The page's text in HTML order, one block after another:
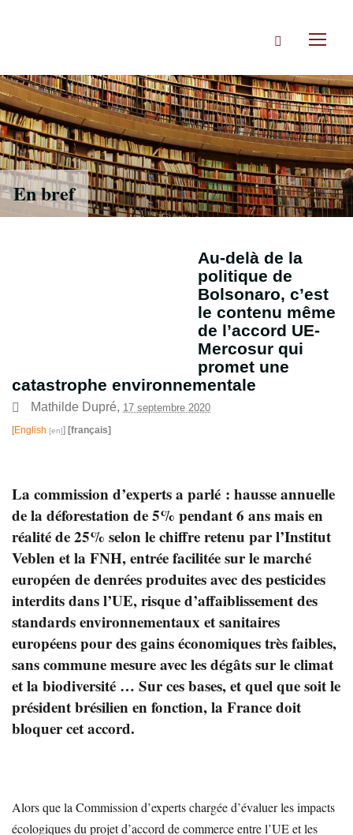
Rechercher
En bref
Au-delà de la
politique de
Bolsonaro, c’est
le contenu même
de l’accord UE-
Mercosur qui
promet une
catastrophe environnementale
Mathilde Dupré, 17 septembre 2020
[English ] [français]
La commission d’experts a parlé : hausse annuelle
de la déforestation de 5% pendant 6 ans mais en
réalité de 25% selon le chiffre retenu par l’Institut
Veblen et la FNH, entrée facilitée sur le marché
européen de denrées produites avec des pesticides
interdits dans l’UE, risque d’affaiblissement des
standards environnementaux et sanitaires
européens pour des gains économiques très faibles,
sans commune mesure avec les dégâts sur le climat
et la biodiversité … Sur ces bases, et quel que soit le
président brésilien en fonction, la France doit
bloquer cet accord.
Alors que la Commission d’experts chargée d’évaluer les impacts
écologiques du projet d’accord de commerce entre l’UE et les